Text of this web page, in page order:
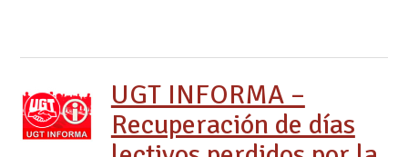
UGT INFORMA –
Recuperación de días